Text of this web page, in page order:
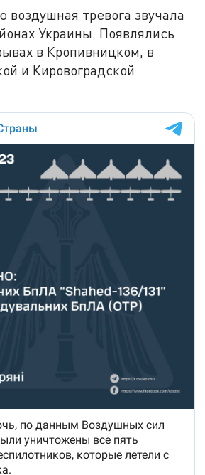
тревога звучала
Украины. Появлялись
в Кропивницком, в
и Кировоградской